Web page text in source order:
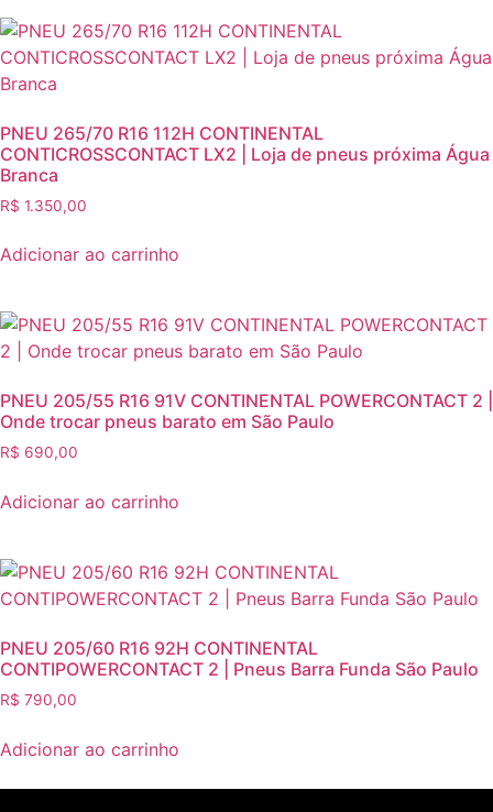
PNEU 265/70 R16 112H CONTINENTAL
CONTICROSSCONTACT LX2 | Loja de pneus próxima Água
Branca
R$ 1.350,00
Adicionar ao carrinho
PNEU 205/55 R16 91V CONTINENTAL POWERCONTACT 2 |
Onde trocar pneus barato em São Paulo
R$ 690,00
Adicionar ao carrinho
PNEU 205/60 R16 92H CONTINENTAL
CONTIPOWERCONTACT 2 | Pneus Barra Funda São Paulo
R$ 790,00
Adicionar ao carrinho